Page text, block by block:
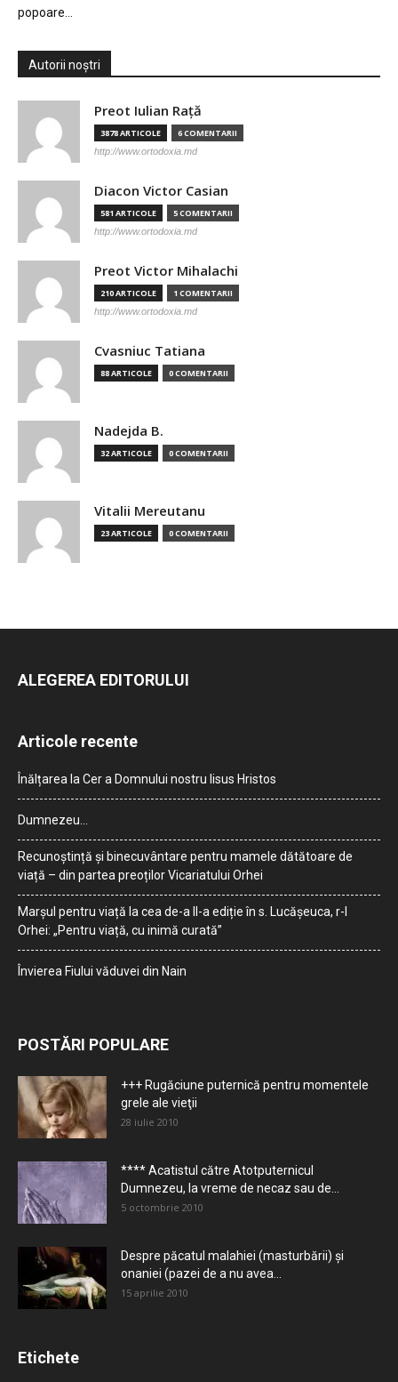
popoare…
Autorii noștri
Preot Iulian Raţă
3878 ARTICOLE 6 COMENTARII
http://www.ortodoxia.md
Diacon Victor Casian
581 ARTICOLE 5 COMENTARII
http://www.ortodoxia.md
Preot Victor Mihalachi
210 ARTICOLE 1 COMENTARII
http://www.ortodoxia.md
Cvasniuc Tatiana
88 ARTICOLE 0 COMENTARII
Nadejda B.
32 ARTICOLE 0 COMENTARII
Vitalii Mereutanu
23 ARTICOLE 0 COMENTARII
ALEGEREA EDITORULUI
Articole recente
Înălțarea la Cer a Domnului nostru Iisus Hristos
Dumnezeu…
Recunoștință și binecuvântare pentru mamele dătătoare de
viață – din partea preoților Vicariatului Orhei
Marșul pentru viață la cea de-a II-a ediție în s. Lucășeuca, r-l
Orhei: „Pentru viață, cu inimă curată”
Învierea Fiului văduvei din Nain
POSTĂRI POPULARE
+++ Rugăciune puternică pentru momentele
grele ale vieţii
28 iulie 2010
**** Acatistul către Atotputernicul
Dumnezeu, la vreme de necaz sau de...
5 octombrie 2010
Despre păcatul malahiei (masturbării) şi
onaniei (pazei de a nu avea...
15 aprilie 2010
Etichete